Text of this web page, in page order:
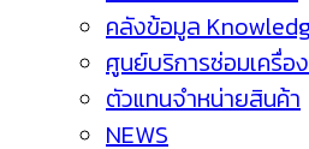
คลังข้อมูล
ศูนย์บริการซ่อมเครื่อ
ตัวแทนจำหน่ายสินค้า
NEWS